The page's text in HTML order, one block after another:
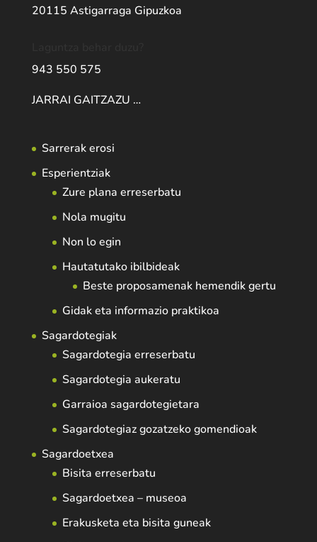
20115 Astigarraga Gipuzkoa
943 550 575
JARRAI GAITZAZU …
Sarrerak erosi
Esperientziak
Zure plana erreserbatu
Nola mugitu
Non lo egin
Hautatutako ibilbideak
Beste proposamenak hemendik gertu
Gidak eta informazio praktikoa
Sagardotegiak
Sagardotegia erreserbatu
Sagardotegia aukeratu
Garraioa sagardotegietara
Sagardotegiaz gozatzeko gomendioak
Sagardoetxea
Bisita erreserbatu
Sagardoetxea – museoa
Erakusketa eta bisita guneak